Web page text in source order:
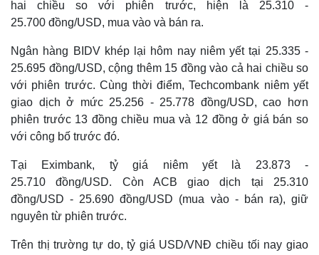
hai chiều so với phiên trước, hiện là 25.310 -
25.700 đồng/USD, mua vào và bán ra.
Ngân hàng BIDV khép lại hôm nay niêm yết tại 25.335 -
25.695 đồng/USD, cộng thêm 15 đồng vào cả hai chiều so
với phiên trước. Cùng thời điểm, Techcombank niêm yết
giao dịch ở mức 25.256 - 25.778 đồng/USD, cao hơn
phiên trước 13 đồng chiều mua và 12 đồng ở giá bán so
với công bố trước đó.
Tại Eximbank, tỷ giá niêm yết là 23.873 -
25.710 đồng/USD. Còn ACB giao dịch tại 25.310
đồng/USD - 25.690 đồng/USD (mua vào - bán ra), giữ
nguyên từ phiên trước.
Trên thị trường tự do, tỷ giá USD/VNĐ chiều tối nay giao